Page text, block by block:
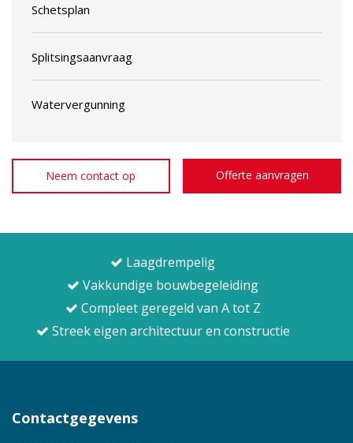
Schetsplan
Splitsingsaanvraag
Watervergunning
Neem contact op Offerte aanvragen
Laagdrempelig
Vakkundige bouwbegeleiding
Compleet geregeld van A tot Z
Streek eigen architectuur en constructie
Contactgegevens